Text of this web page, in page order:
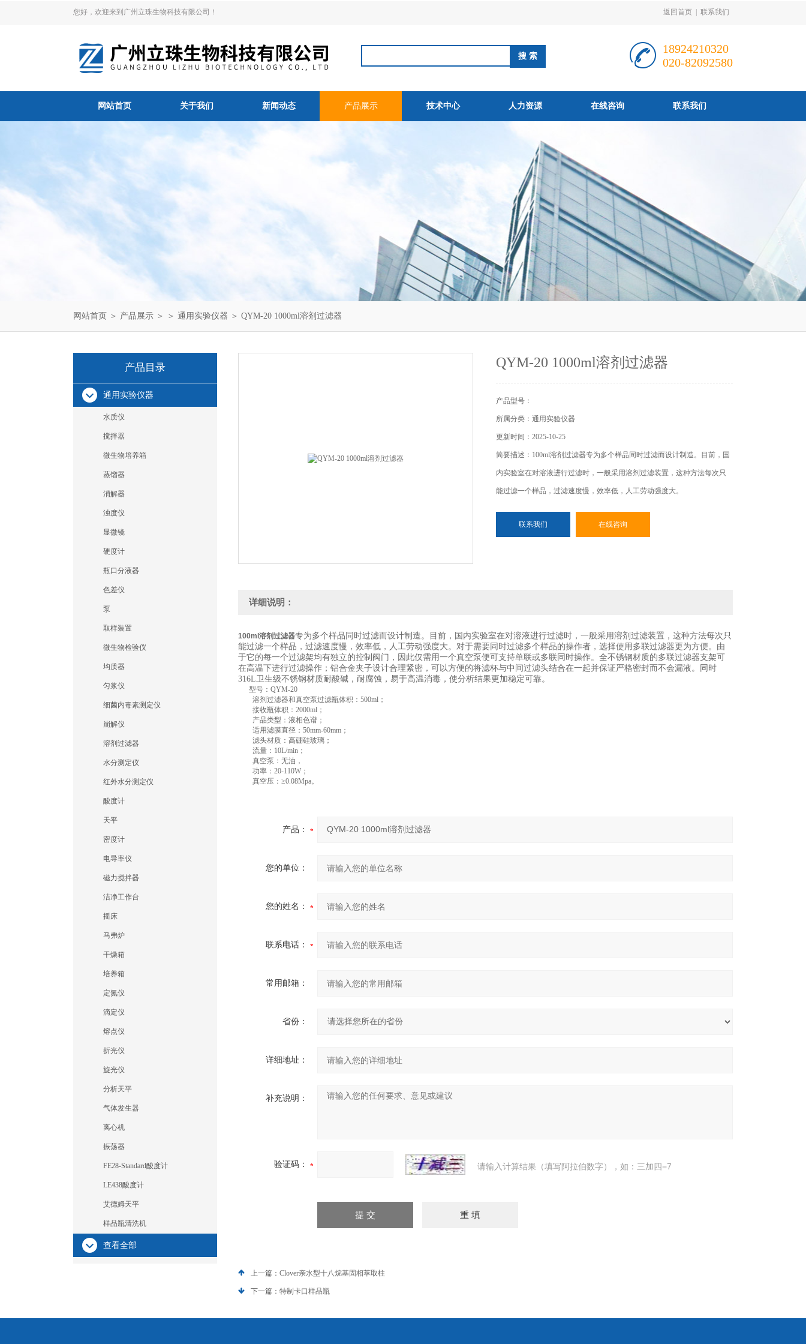
您好，欢迎来到广州立珠生物科技有限公司！ 返回首页 联系我们
18924210320
020-82092580
网站首页 关于我们 新闻动态 产品展示 技术中心 人力资源 在线咨询 联系我们
网站首页 ＞ 产品展示 ＞ ＞ 通用实验仪器 ＞ QYM-20 1000ml溶剂过滤器
产品目录
通用实验仪器
水质仪
搅拌器
微生物培养箱
蒸馏器
消解器
浊度仪
显微镜
硬度计
瓶口分液器
色差仪
泵
取样装置
微生物检验仪
均质器
匀浆仪
细菌内毒素测定仪
崩解仪
溶剂过滤器
水分测定仪
红外水分测定仪
酸度计
天平
密度计
电导率仪
磁力搅拌器
洁净工作台
摇床
马弗炉
干燥箱
培养箱
定氮仪
滴定仪
熔点仪
折光仪
旋光仪
分析天平
气体发生器
离心机
振荡器
FE28-Standard酸度计
LE438酸度计
艾德姆天平
样品瓶清洗机
查看全部
QYM-20 1000ml溶剂过滤器
产品型号：
所属分类：通用实验仪器
更新时间：2025-10-25
简要描述：100ml溶剂过滤器专为多个样品同时过滤而设计制造。目前，国
内实验室在对溶液进行过滤时，一般采用溶剂过滤装置，这种方法每次只
能过滤一个样品，过滤速度慢，效率低，人工劳动强度大。
联系我们 在线咨询
详细说明：
100ml溶剂过滤器专为多个样品同时过滤而设计制造。目前，国内实验室在对溶液进行过滤时，一般采用溶剂过滤装置，这种方法每次只
能过滤一个样品，过滤速度慢，效率低，人工劳动强度大。对于需要同时过滤多个样品的操作者，选择使用多联过滤器更为方便。由
于它的每一个过滤架均有独立的控制阀门，因此仅需用一个真空泵便可支持单联或多联同时操作。全不锈钢材质的多联过滤器支架可
在高温下进行过滤操作；铝合金夹子设计合理紧密，可以方便的将滤杯与中间过滤头结合在一起并保证严格密封而不会漏液。同时
316L卫生级不锈钢材质耐酸碱，耐腐蚀，易于高温消毒，使分析结果更加稳定可靠。
型号：QYM-20
溶剂过滤器和真空泵过滤瓶体积：500ml；
接收瓶体积：2000ml；
产品类型：液相色谱；
适用滤膜直径：50mm-60mm；
滤头材质：高硼硅玻璃；
流量：10L/min；
真空泵：无油，
功率：20-110W；
真空压：≥0.08Mpa。
产品：
您的单位：
您的姓名：
联系电话：
常用邮箱：
省份：
详细地址：
补充说明：
验证码： 请输入计算结果（填写阿拉伯数字），如：三加四=7
上一篇： Clover亲水型十八烷基固相萃取柱
下一篇： 特制卡口样品瓶